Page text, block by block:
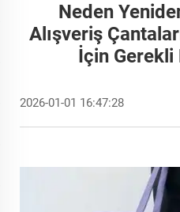
Neden
Alışveriş
İçin Gerekli
2026-01-01 16:47:28